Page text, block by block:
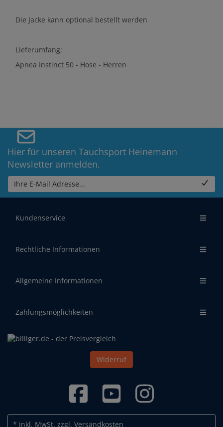
Die Jacke kann optional bestellt werden
Lieferumfang:
Apnea Instinct 50 - Hose - Herren
Hier für unseren Tauchsport Heinemann
Newsletter anmelden.
Ihre E-Mail Adresse...
Kundenservice
Rechtliche Informationen
Allgemeine Informationen
Zahlungsmöglichkeiten
Widerruf
* inkl. MwSt. zzgl. Versandkosten